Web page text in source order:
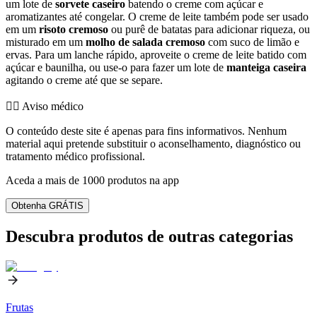
um lote de sorvete caseiro batendo o creme com açúcar e
aromatizantes até congelar. O creme de leite também pode ser usado
em um risoto cremoso ou purê de batatas para adicionar riqueza, ou
misturado em um molho de salada cremoso com suco de limão e
ervas. Para um lanche rápido, aproveite o creme de leite batido com
açúcar e baunilha, ou use-o para fazer um lote de manteiga caseira
agitando o creme até que se separe.
👨‍⚕️️ Aviso médico
O conteúdo deste site é apenas para fins informativos. Nenhum
material aqui pretende substituir o aconselhamento, diagnóstico ou
tratamento médico profissional.
Aceda a mais de 1000 produtos na app
Obtenha GRÁTIS
Descubra produtos de outras categorias
Frutas